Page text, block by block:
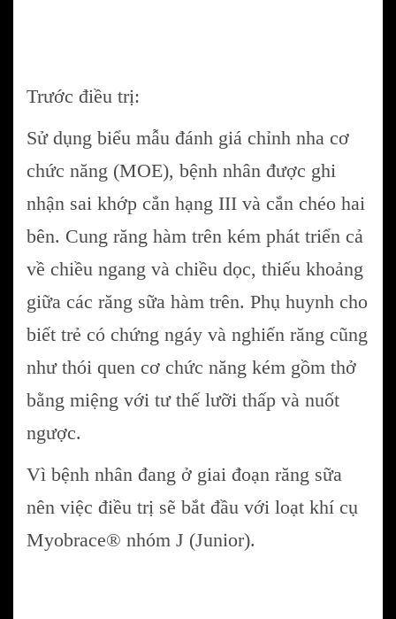
Trước điều trị:
Sử dụng biểu mẫu đánh giá chỉnh nha cơ
chức năng (MOE), bệnh nhân được ghi
nhận sai khớp cắn hạng III và cắn chéo hai
bên. Cung răng hàm trên kém phát triển cả
về chiều ngang và chiều dọc, thiếu khoảng
giữa các răng sữa hàm trên. Phụ huynh cho
biết trẻ có chứng ngáy và nghiến răng cũng
như thói quen cơ chức năng kém gồm thở
bằng miệng với tư thế lưỡi thấp và nuốt
ngược.
Vì bệnh nhân đang ở giai đoạn răng sữa
nên việc điều trị sẽ bắt đầu với loạt khí cụ
Myobrace® nhóm J (Junior).